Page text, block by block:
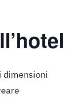
dimensioni